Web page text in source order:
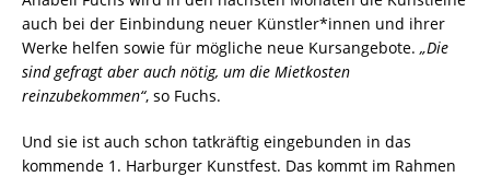
auch bei der Einbindung neuer Künstler*innen und ihrer
Werke helfen sowie für mögliche neue Kursangebote. „Die
sind gefragt aber auch nötig, um die Mietkosten
reinzubekommen“, so Fuchs.
Und sie ist auch schon tatkräftig eingebunden in das
kommende 1. Harburger Kunstfest. Das kommt im Rahmen